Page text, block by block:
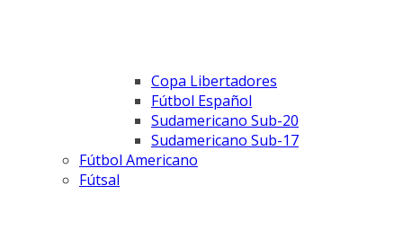
Copa Libertadores
Fútbol Español
Sudamericano Sub-20
Sudamericano Sub-17
Fútbol Americano
Fútsal